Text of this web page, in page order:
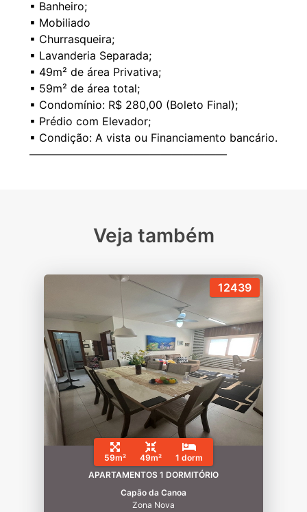
▪ Banheiro;
▪ Mobiliado
▪ Churrasqueira;
▪ Lavanderia Separada;
▪ 49m² de área Privativa;
▪ 59m² de área total;
▪ Condomínio: R$ 280,00 (Boleto Final);
▪ Prédio com Elevador;
▪ Condição: A vista ou Financiamento bancário.
Veja também
12439
59m² 49m²
1 dorm
APARTAMENTOS 1 DORMITÓRIO
Capão da Canoa
Zona Nova